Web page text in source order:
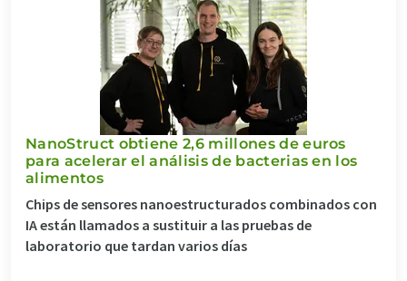
NanoStruct obtiene 2,6 millones de euros
para acelerar el análisis de bacterias en los
alimentos
Chips de sensores nanoestructurados combinados con
IA están llamados a sustituir a las pruebas de
laboratorio que tardan varios días